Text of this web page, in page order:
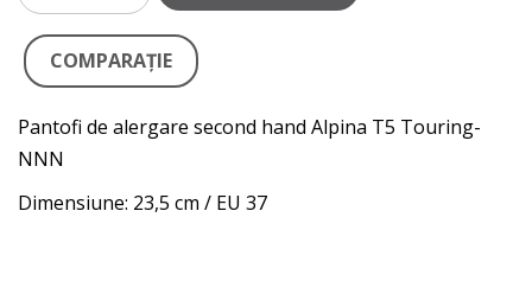
COMPARAŢIE
Pantofi de alergare second hand Alpina T5 Touring-
NNN
Dimensiune: 23,5 cm / EU 37